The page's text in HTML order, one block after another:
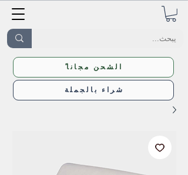
ًالشحن مجانا
شراء بالجملة